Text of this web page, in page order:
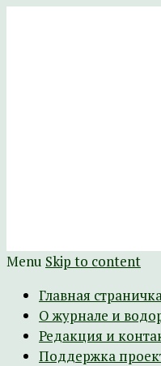
The
Научно-
Menu Skip to content
Главная
О журнале и
Редакция и
Поддержка